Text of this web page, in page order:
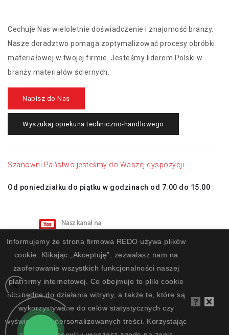
×
Cechuje Nas wieloletnie doświadczenie i znajomość branży.
Nasze doradztwo pomaga zoptymalizować procesy obróbki
materiałowej w twojej firmie. Jesteśmy liderem Polski w
branży materiałów ściernych.
Napisz do Nas
Wyszukaj opiekuna techniczno-handlowego
Szanowni Państwo jesteśmy do Waszej dyspozycji
Od poniedziałku do piątku w godzinach od 7:00 do 15:00
REDO Systemy Przemysłowe © 2002 - 2026 | Wykonanie
projektu:
Silski.pl
Informujemy że strona firmowa REDO używa plików
cookie. Klikając „Akceptuję”, zezwalasz nam na
zaoferowanie wszystkich funkcjonalności naszej
platformy internetowej. Co obejmuje to pliki cookie
niezbędne do działania witryny, a także te, które są
wykorzystywane do celów statystycznych czy
wyświetlania spersonalizowanych treści. Korzystając